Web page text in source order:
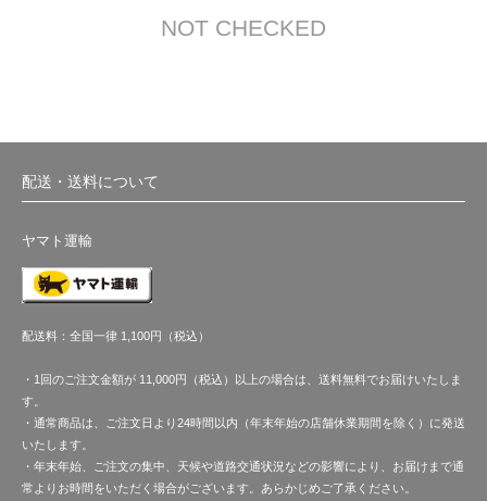
NOT CHECKED
配送・送料について
ヤマト運輸
配送料：全国一律 1,100円（税込）
・1回のご注文金額が 11,000円（税込）以上の場合は、送料無料でお届けいたしま
す。
・通常商品は、ご注文日より24時間以内（年末年始の店舗休業期間を除く）に発送
いたします。
・年末年始、ご注文の集中、天候や道路交通状況などの影響により、お届けまで通
常よりお時間をいただく場合がございます。あらかじめご了承ください。